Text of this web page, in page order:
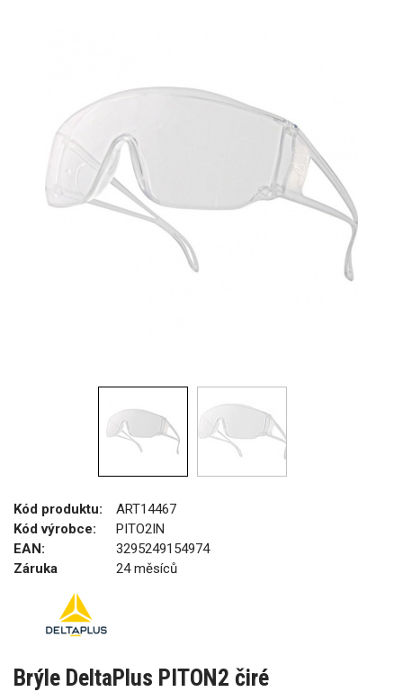
Kód produktu:
ART14467
Kód výrobce:
PITO2IN
EAN:
3295249154974
Záruka
24 měsíců
Brýle DeltaPlus PITON2 čiré